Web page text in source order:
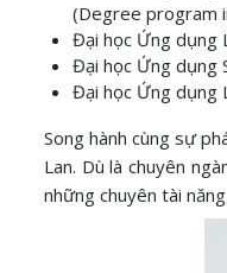
(Degree program
Đại học Ứng dụng
Đại học Ứng dụng
Đại học Ứng dụng
Song hành cùng sự
Lan. Dù là chuyên
những chuyên tài